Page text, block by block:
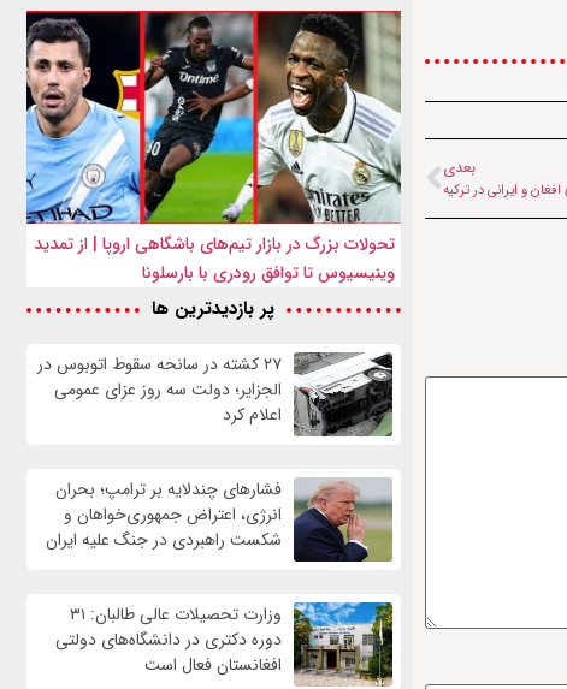
بعدی
و ایرانی در ترکیه
تحولات بزرگ در بازار تیم‌های باشگاهی اروپا | از تمدید
وینیسیوس تا توافق رودری با بارسلونا
پر بازدیدترین ها
۲۷ کشته در سانحه سقوط اتوبوس در
الجزایر؛ دولت سه روز عزای عمومی
اعلام کرد
فشارهای چندلایه بر ترامپ؛ بحران
انرژی، اعتراض جمهوری‌خواهان و
شکست راهبردی در جنگ علیه ایران
وزارت تحصیلات عالی طالبان: ۳۱
دوره دکتری در دانشگاه‌های دولتی
افغانستان فعال است